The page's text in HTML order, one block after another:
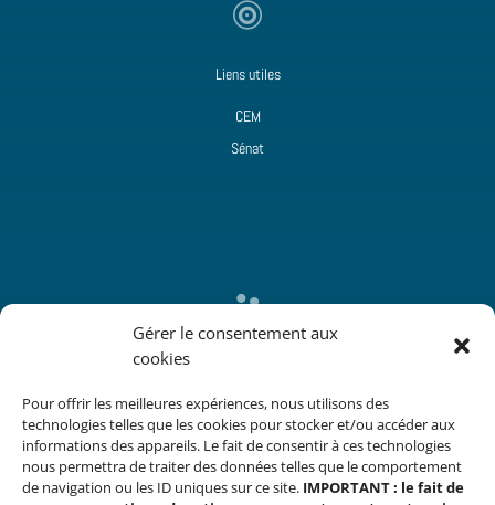
Gérer le consentement aux
cookies
Pour offrir les meilleures expériences, nous utilisons des
technologies telles que les cookies pour stocker et/ou accéder aux
informations des appareils. Le fait de consentir à ces technologies
nous permettra de traiter des données telles que le comportement
de navigation ou les ID uniques sur ce site. IMPORTANT : le fait de

Liens utiles
CEM
Sénat

15 rue de Vaugirard
75006 Paris
m.jacques@senat.fr